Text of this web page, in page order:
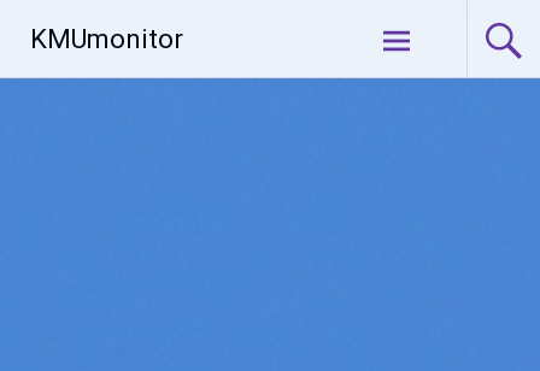
Inhalt
springen
KMUmonitor